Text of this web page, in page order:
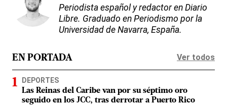
Periodista español y redactor en Diario
Libre. Graduado en Periodismo por la
Universidad de Navarra, España.
EN PORTADA Ver todos
DEPORTES
Las Reinas del Caribe van por su séptimo oro
seguido en los JCC, tras derrotar a Puerto Rico